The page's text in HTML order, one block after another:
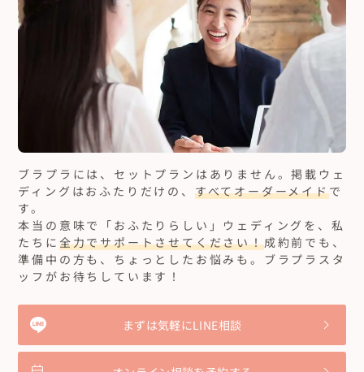
ブラプラには、セットプランはありません。掲載ウェ
ディングはおふたりだけの、 すべてオーダーメイドで
す。
本当の意味で「おふたりらしい」ウェディングを、私
たちに 全力でサポートさせてください！成約前でも、
準備中の方も、ちょっとしたお悩みも。ブラプラスタ
ッフがお待ちしています！
まずは気軽にLINE相談